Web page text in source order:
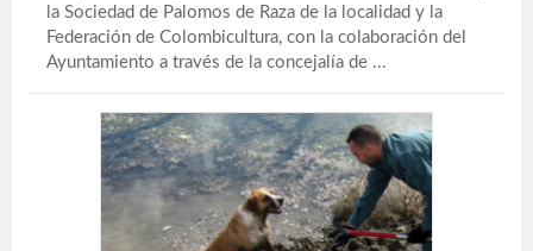
la Sociedad de Palomos de Raza de la localidad y la
Federación de Colombicultura, con la colaboración del
Ayuntamiento a través de la concejalía de ...